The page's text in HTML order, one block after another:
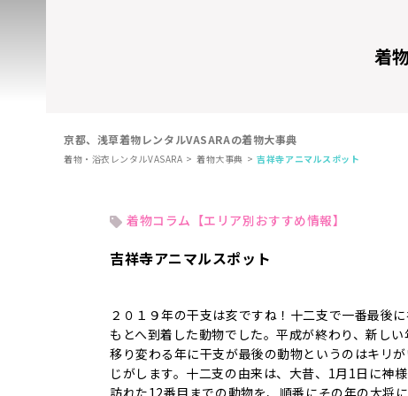
着
京都、浅草着物レンタルVASARAの着物大事典
着物・浴衣レンタルVASARA 着物大事典 吉祥寺アニマルスポット
着物コラム【エリア別おすすめ情報】
吉祥寺アニマルスポット
２０１９年の干支は亥ですね！十二支で一番最後
もとへ到着した動物でした。平成が終わり、新しい
移り変わる年に干支が最後の動物というのはキリ
じがします。十二支の由来は、大昔、1月1日に神
訪れた12番目までの動物を、順番にその年の大将